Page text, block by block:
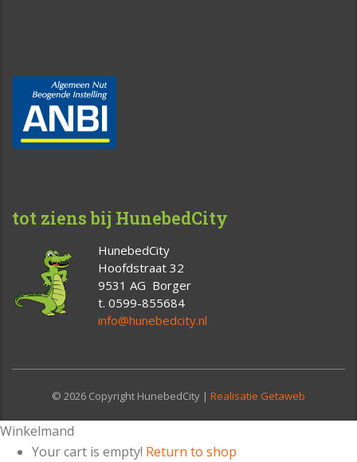
tot ziens bij HunebedCity
HunebedCity
Hoofdstraat 32
9531 AG Borger
t. 0599-855684
info@hunebedcity.nl
© 2026 Copyright HunebedCity | Realisatie Getaweb
Winkelmand
Your cart is empty! Return to shop